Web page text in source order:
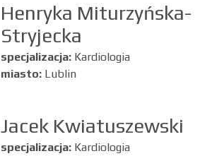
Henryka Miturzyńska-
Stryjecka
specjalizacja: Kardiologia
miasto: Lublin
Jacek Kwiatuszewski
specjalizacja: Kardiologia